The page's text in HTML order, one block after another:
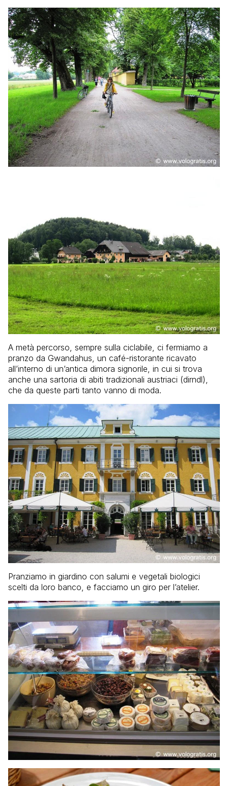
A metà percorso, sempre sulla ciclabile, ci fermiamo a
pranzo da Gwandahus, un café-ristorante ricavato
all’interno di un’antica dimora signorile, in cui si trova
anche una sartoria di abiti tradizionali austriaci (dirndl),
che da queste parti tanto vanno di moda.
Pranziamo in giardino con salumi e vegetali biologici
scelti da loro banco, e facciamo un giro per l’atelier.